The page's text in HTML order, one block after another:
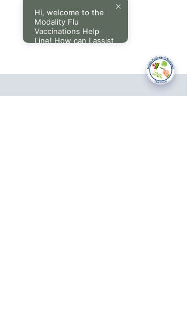
Hi, welcome to the
Modality Flu
Vaccinations Help
Line! How can I assist